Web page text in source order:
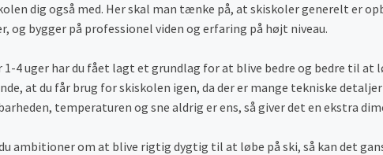
dig også med. Her skal man tænke på, at skiskoler generelt er
og bygger på professionel viden og erfaring på højt niveau.
1-4 uger har du fået lagt et grundlag for at blive bedre og bedre til at
at du får brug for skiskolen igen, da der er mange tekniske
temperaturen og sne aldrig er ens, så giver det en ekstra
ambitioner om at blive rigtig dygtig til at løbe på ski, så kan det